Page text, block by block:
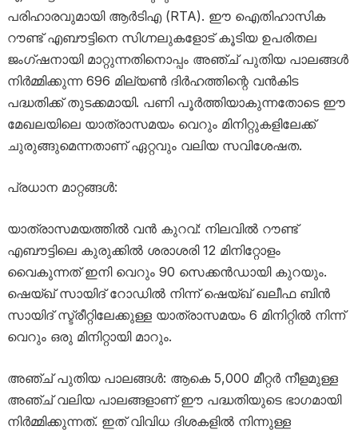
പരിഹാരവുമായി ആർടിഎ (RTA). ഈ ഐതിഹാസിക
റൗണ്ട് എബൗട്ടിനെ സിഗ്നലുകളോട് കൂടിയ ഉപരിതല
ജംഗ്ഷനായി മാറ്റുന്നതിനൊപ്പം അഞ്ച് പുതിയ പാലങ്ങൾ
നിർമ്മിക്കുന്ന 696 മില്യൺ ദിർഹത്തിന്റെ വൻകിട
പദ്ധതിക്ക് തുടക്കമായി. പണി പൂർത്തിയാകുന്നതോടെ ഈ
മേഖലയിലെ യാത്രാസമയം വെറും മിനിറ്റുകളിലേക്ക്
ചുരുങ്ങുമെന്നതാണ് ഏറ്റവും വലിയ സവിശേഷത.
പ്രധാന മാറ്റങ്ങൾ:
യാത്രാസമയത്തിൽ വൻ കുറവ്: നിലവിൽ റൗണ്ട്
എബൗട്ടിലെ കുരുക്കിൽ ശരാശരി 12 മിനിറ്റോളം
വൈകുന്നത് ഇനി വെറും 90 സെക്കൻഡായി കുറയും.
ഷെയ്ഖ് സായിദ് റോഡിൽ നിന്ന് ഷെയ്ഖ് ഖലീഫ ബിൻ
സായിദ് സ്ട്രീറ്റിലേക്കുള്ള യാത്രാസമയം 6 മിനിറ്റിൽ നിന്ന്
വെറും ഒരു മിനിറ്റായി മാറും.
അഞ്ച് പുതിയ പാലങ്ങൾ: ആകെ 5,000 മീറ്റർ നീളമുള്ള
അഞ്ച് വലിയ പാലങ്ങളാണ് ഈ പദ്ധതിയുടെ ഭാഗമായി
നിർമ്മിക്കുന്നത്. ഇത് വിവിധ ദിശകളിൽ നിന്നുള്ള